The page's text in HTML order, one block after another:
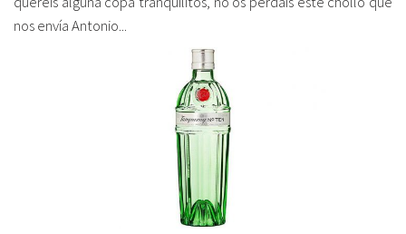
nos envía Antonio...